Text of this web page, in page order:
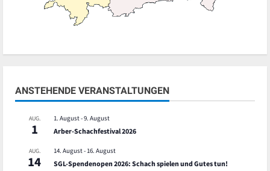
ANSTEHENDE VERANSTALTUNGEN
AUG.
1
1. August-9. August
Arber-Schachfestival 2026
AUG.
14
14. August- 16. August
SGL-Spendenopen 2026: Schach spielen und Gutes tun!